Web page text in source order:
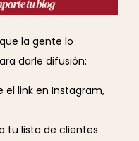
la gente lo
darle difusión:
link en Instagram,
tu lista de clientes.